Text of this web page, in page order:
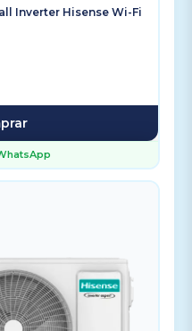
Inverter Hisense Wi-Fi